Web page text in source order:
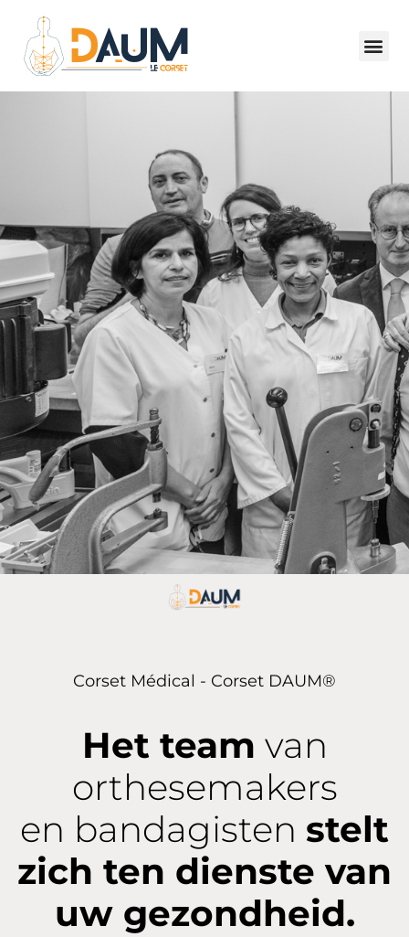
Corset Médical - Corset DAUM®
Het team van
orthesemakers
en bandagisten stelt
zich ten dienste van
uw gezondheid.